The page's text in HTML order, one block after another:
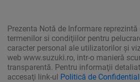
Prezenta Notă de Informare
termenilor si condiţiilor pentru
caracter personal ale utilizatorilor şi
web www.suzuki.ro, intr-o manieră
transparentă. Pentru informaţii
accesaţi link-ul Politică de